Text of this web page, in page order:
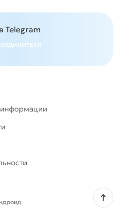
победа приносит мощный
Telegram
информации
Наверх